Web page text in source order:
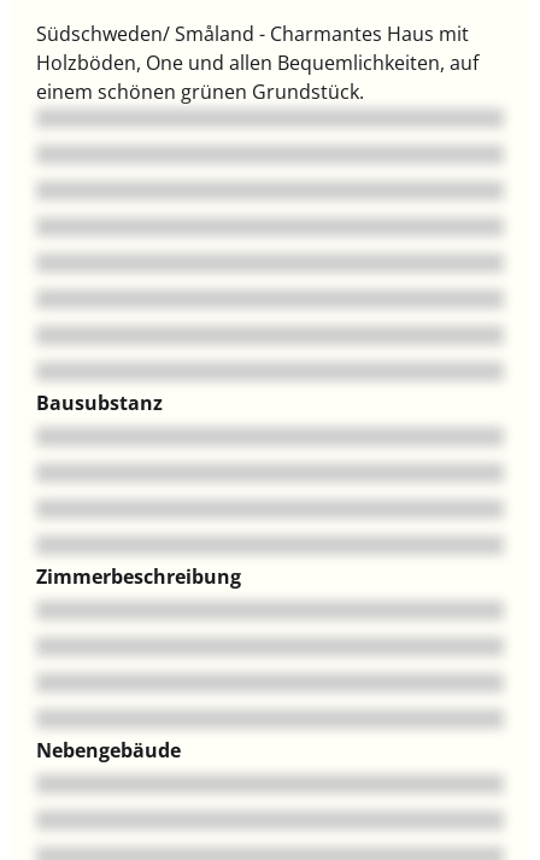
Südschweden/ Småland - Charmantes Haus mit
Holzböden, One und allen Bequemlichkeiten, auf
einem schönen grünen Grundstück.
Bausubstanz
Zimmerbeschreibung
Nebengebäude